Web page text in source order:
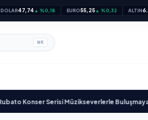
DOLAR47,74 ▲ %0,18 EURO55,25▲ %0,32 ALTIN
⌘K
Konser Serisi Müzikseverlerle Buluşmaya